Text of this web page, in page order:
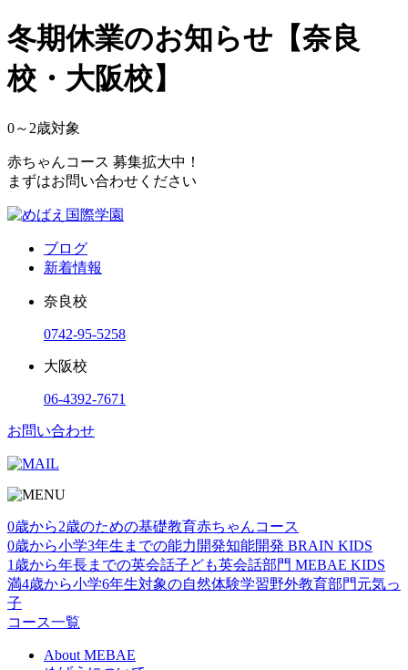
冬期休業のお知らせ【奈良
校・大阪校】
0～2歳対象
赤ちゃんコース 募集拡大中！
まずはお問い合わせください
ブログ
新着情報
奈良校
0742-95-5258
大阪校
06-4392-7671
お問い合わせ
0歳から2歳のための基礎教育赤ちゃんコース
0歳から小学3年生までの能力開発知能開発 BRAIN KIDS
1歳から年⻑までの英会話子ども英会話部門 MEBAE KIDS
満4歳から小学6年生対象の自然体験学習野外教育部門元気っ
子
コース一覧
About MEBAE